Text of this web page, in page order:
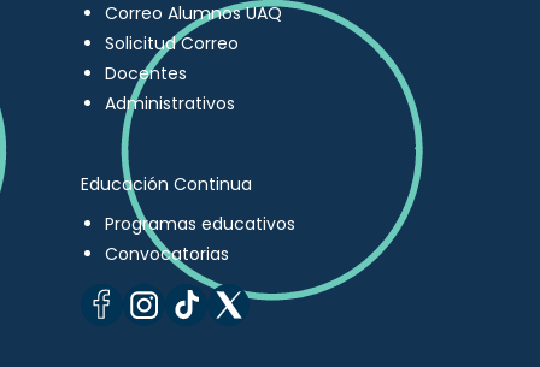
Correo Alumnos UAQ
Solicitud Correo
Docentes
Administrativos
Educación Continua
Programas educativos
Convocatorias